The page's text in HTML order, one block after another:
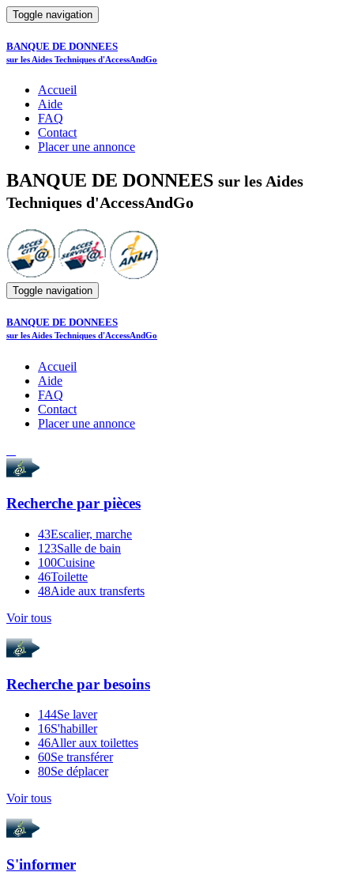
Toggle navigation
BANQUE DE DONNEES
sur les Aides Techniques d'AccessAndGo
Accueil
Aide
FAQ
Contact
Placer une annonce
BANQUE DE DONNEES sur les Aides
Techniques d'AccessAndGo
Toggle navigation
BANQUE DE DONNEES
sur les Aides Techniques d'AccessAndGo
Accueil
Aide
FAQ
Contact
Placer une annonce
Recherche par pièces
43Escalier, marche
123Salle de bain
100Cuisine
46Toilette
48Aide aux transferts
Voir tous
Recherche par besoins
144Se laver
16S'habiller
46Aller aux toilettes
60Se transférer
80Se déplacer
Voir tous
S'informer